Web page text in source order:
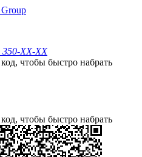
350-XX-XX
чтобы быстро набрать
чтобы быстро набрать